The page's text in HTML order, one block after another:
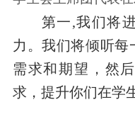
第一,我们将
力。我们将倾听每
需求和期望，然
求，提升你们在学